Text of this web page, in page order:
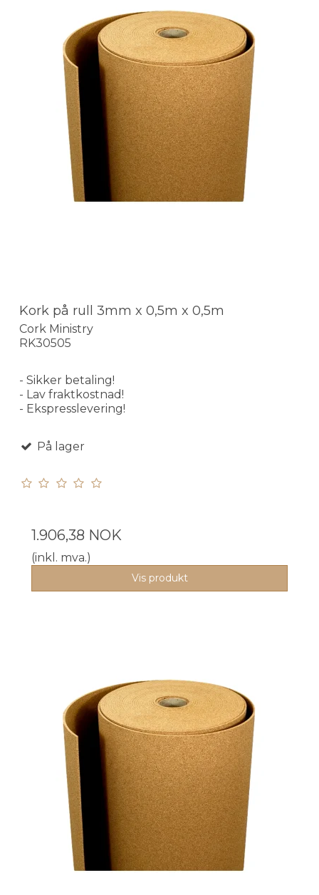
Kork på rull 3mm x 0,5m x 0,5m
Cork Ministry
RK30505
- Sikker betaling!
- Lav fraktkostnad!
- Ekspresslevering!
På lager
1.906,38 NOK
(inkl. mva.)
Vis produkt